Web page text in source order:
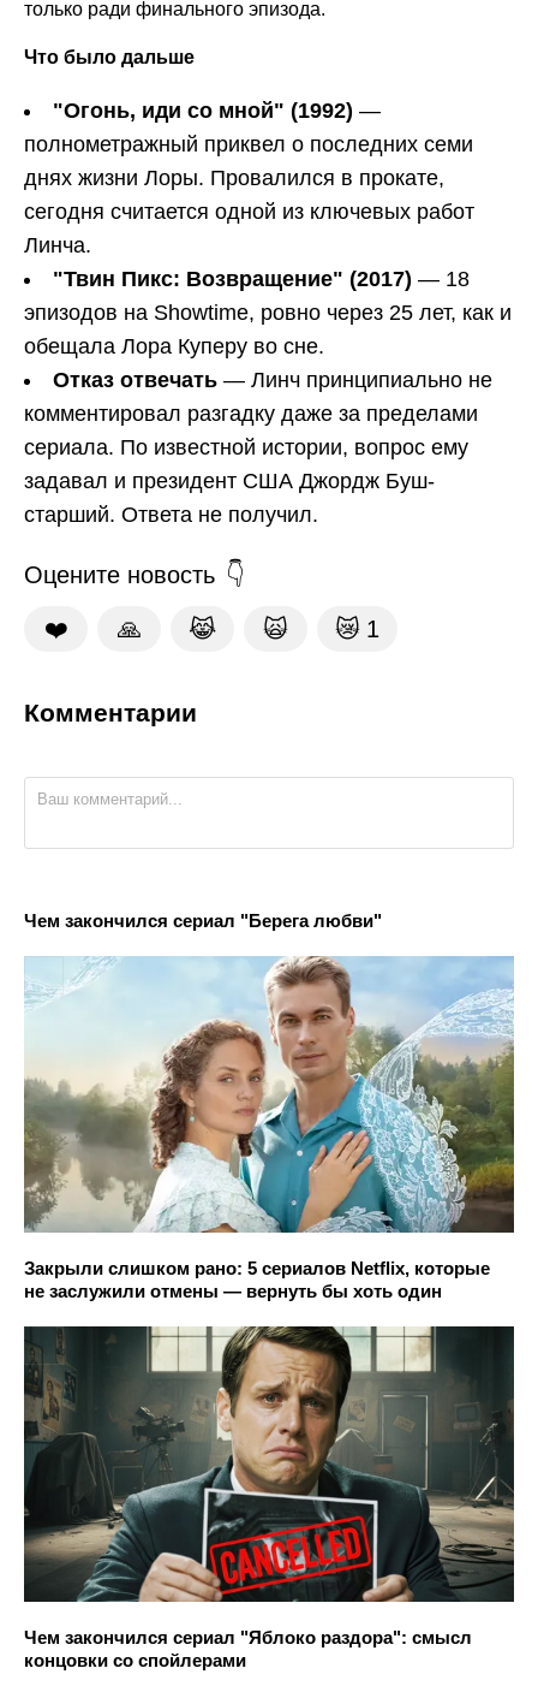
только ради финального эпизода.
Что было дальше
"Огонь, иди со мной" (1992) —
полнометражный приквел о последних семи
днях жизни Лоры. Провалился в прокате,
сегодня считается одной из ключевых работ
Линча.
"Твин Пикс: Возвращение" (2017) — 18
эпизодов на Showtime, ровно через 25 лет, как и
обещала Лора Куперу во сне.
Отказ отвечать — Линч принципиально не
комментировал разгадку даже за пределами
сериала. По известной истории, вопрос ему
задавал и президент США Джордж Буш-
старший. Ответа не получил.
Оцените новость
❤️ 🙏 😹 🙀 😿 1
Комментарии
Чем закончился сериал "Берега любви"
Закрыли слишком рано: 5 сериалов Netflix, которые
не заслужили отмены — вернуть бы хоть один
Чем закончился сериал "Яблоко раздора": смысл
концовки со спойлерами